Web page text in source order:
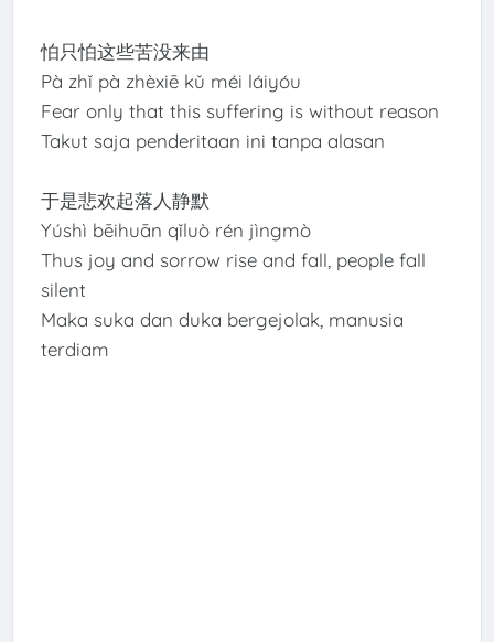
怕只怕这些苦没来由
Pà zhǐ pà zhèxiē kǔ méi láiyóu
Fear only that this suffering is without reason
Takut saja penderitaan ini tanpa alasan
于是悲欢起落人静默
Yúshì bēihuān qǐluò rén jìngmò
Thus joy and sorrow rise and fall, people fall
silent
Maka suka dan duka bergejolak, manusia
terdiam